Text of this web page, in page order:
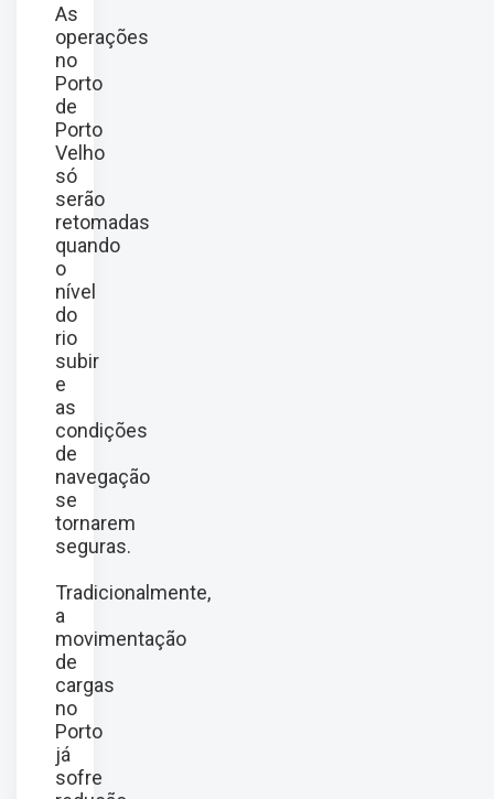
As
operações
no
Porto
de
Porto
Velho
só
serão
retomadas
quando
o
nível
do
rio
subir
e
as
condições
de
navegação
se
tornarem
seguras.
Tradicionalmente,
a
movimentação
de
cargas
no
Porto
já
sofre